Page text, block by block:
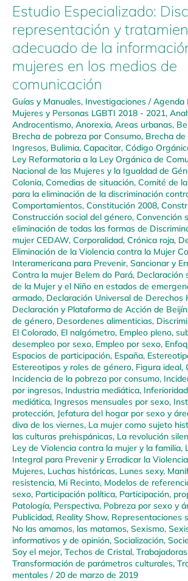
Estudio Especializado:
representación y
adecuado de la
mujeres en los medios de
comunicación
Guías y Manuales, Investigaciones /Agenda
Mujeres y Personas LGBTI 2018 - 2021,
Androcentismo, Anorexia, Areas urbanas,
Brecha de pobreza por Consumo, Brecha
Ingresos, Bulimia, Capacitar, Código
Ley Reformatoria a la Ley Orgánica de
Nacional de las Mujeres y la Igualdad de
Colonia, Comedias de situación, Comité de
para la eliminación de la discriminación
Comportamientos, Constitución 2008,
Construcción social del género, Convención
eliminación de todas las formas de
mujer CEDAW, Corporalidad, Crónica roja,
Eliminación de la Violencia contra la Mujer
Interamericana para Prevenir, Sancionar y
Contra la mujer Belem do Pará, Declaración
de la Mujer y el Niño en estados de
armado, Declaración Universal de Derechos
Declaración y Plataforma de Acción de Beijín
de género, Desordenes alimenticias,
El Colorado, El nalgómetro, Empleo pleno,
desempleo por sexo, Empleo por sexo,
Espacios de participación, España,
Estereotipos y roles de género, Figura ideal,
Incidencia de la pobreza por consumo,
por ingresos, Industria mediática, Inferioridad
mediática, Ingresos mensuales por sexo,
protección, Jefatura del hogar por sexo y
diva de los viernes, La mujer como sujeto
las culturas prehispánicas, La revolución
Ley de Violencia contra la mujer y la familia,
Integral para Prevenir y Erradicar la
Mujeres, Luchas históricas, Lunes sexy,
resistencia, Mi Recinto, Modelos de
sexo, Participación política, Participación,
Patología, Perspectiva, Pobreza por sexo y
Publicidad, Reality Show, Representaciones
No las amamos, las matamos, Sexismo,
informativos y de opinión, Socialización,
Soy el mejor, Techos de Cristal,
Transformación de parámetros culturales,
mentales / 20 de marzo de 2019
los
medios
de
comunicación